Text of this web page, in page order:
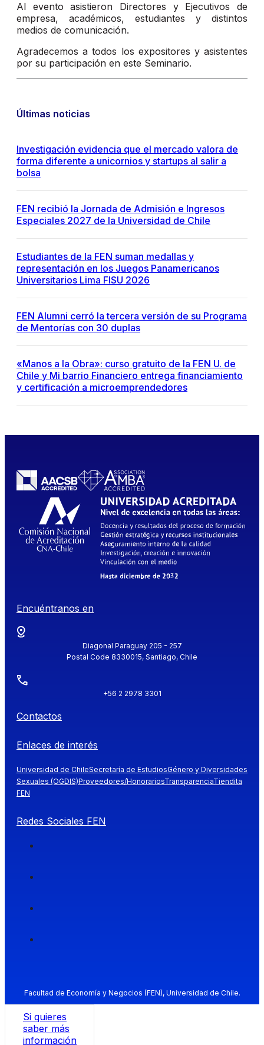
Al evento asistieron Directores y Ejecutivos de
empresa, académicos, estudiantes y distintos
medios de comunicación.
Agradecemos a todos los expositores y asistentes
por su participación en este Seminario.
Últimas noticias
Investigación evidencia que el mercado valora de
forma diferente a unicornios y startups al salir a
bolsa
FEN recibió la Jornada de Admisión e Ingresos
Especiales 2027 de la Universidad de Chile
Estudiantes de la FEN suman medallas y
representación en los Juegos Panamericanos
Universitarios Lima FISU 2026
FEN Alumni cerró la tercera versión de su Programa
de Mentorías con 30 duplas
«Manos a la Obra»: curso gratuito de la FEN U. de
Chile y Mi barrio Financiero entrega financiamiento
y certificación a microemprendedores
Encuéntranos en
Diagonal Paraguay 205 - 257
Postal Code 8330015, Santiago, Chile
+56 2 2978 3301
Contactos
Enlaces de interés
Universidad de ChileSecretaría de EstudiosGénero y Diversidades
Sexuales (OGDIS)Proveedores/HonorariosTransparenciaTiendita
FEN
Redes Sociales FEN
Facultad de Economía y Negocios (FEN), Universidad de Chile.
Si quieres
saber más
información